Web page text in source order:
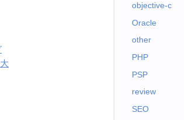
objective-c
Oracle
other
PHP
PSP
review
SEO